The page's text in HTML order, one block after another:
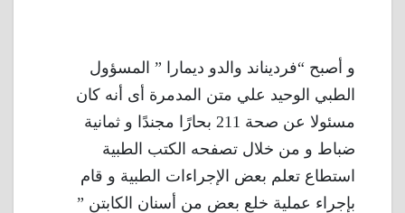
و أصبح “فرديناند والدو ديمارا ” المسؤول
الطبي الوحيد علي متن المدمرة أى أنه كان
مسئولا عن صحة 211 بحارًا مجندًا و ثمانية
ضباط و من خلال تصفحه الكتب الطبية
استطاع تعلم بعض الإجراءات الطبية و قام
بإجراء عملية خلع بعض من أسنان الكابتن ”